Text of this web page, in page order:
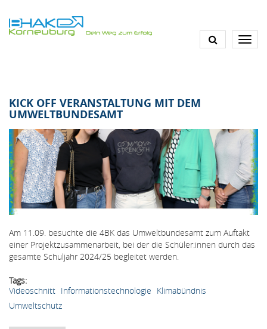
zum
Inhalt
KICK OFF VERANSTALTUNG MIT DEM
UMWELTBUNDESAMT
Am 11.09. besuchte die 4BK das Umweltbundesamt zum Auftakt
einer Projektzusammenarbeit, bei der die Schüler:innen durch das
gesamte Schuljahr 2024/25 begleitet werden.
Tags
Videoschnitt Informationstechnologie Klimabündnis
Umweltschutz